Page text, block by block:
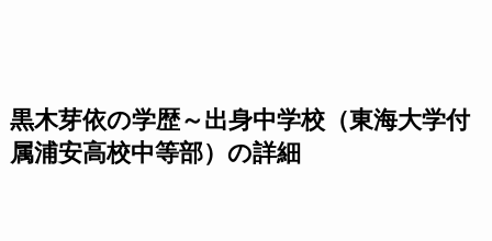
黒木芽依の学歴～出身中学校（東海大学付
属浦安高校中等部）の詳細